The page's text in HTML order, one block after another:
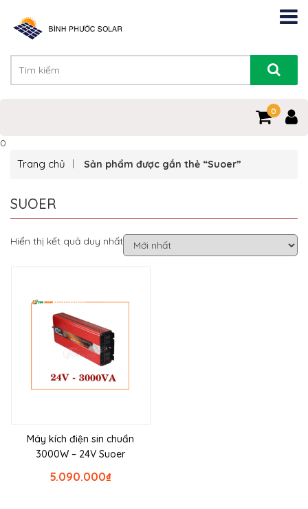
0
0
Trang chủ Sản phẩm được gắn thẻ “Suoer”
SUOER
Hiển thị kết quả duy nhất
Máy kích điện sin chuẩn
3000W – 24V Suoer
₫
5.090.000